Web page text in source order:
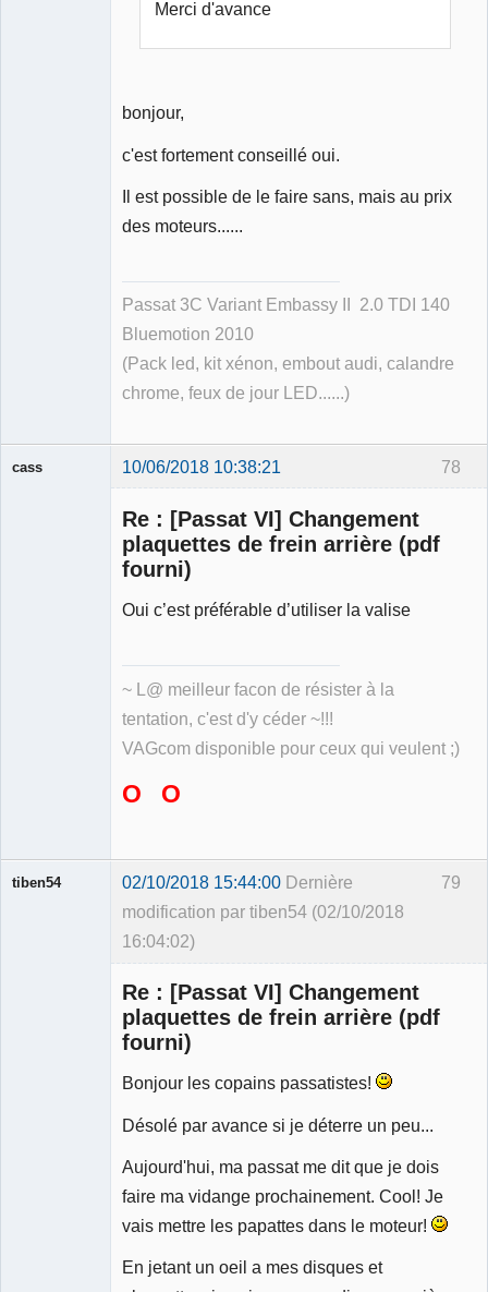
Merci d'avance
bonjour,
c'est fortement conseillé oui.
Il est possible de le faire sans, mais au prix
des moteurs......
Passat 3C Variant Embassy II 2.0 TDI 140
Bluemotion 2010
(Pack led, kit xénon, embout audi, calandre
chrome, feux de jour LED......)
78
cass 10/06/2018 10:38:21
Re : [Passat VI] Changement
plaquettes de frein arrière (pdf
fourni)
Oui c’est préférable d’utiliser la valise
~ L@ meilleur facon de résister à la
tentation, c'est d'y céder ~!!!
VAGcom disponible pour ceux qui veulent ;)
O O
79
tiben54 02/10/2018 15:44:00 Dernière
modification par tiben54 (02/10/2018
16:04:02)
Re : [Passat VI] Changement
plaquettes de frein arrière (pdf
fourni)
Bonjour les copains passatistes!
Désolé par avance si je déterre un peu...
Aujourd'hui, ma passat me dit que je dois
faire ma vidange prochainement. Cool! Je
vais mettre les papattes dans le moteur!
En jetant un oeil a mes disques et